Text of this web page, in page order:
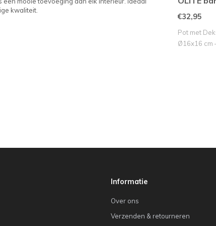
kwaliteit.
€32,95
Pot met
Ø16x16 cm
Informatie
Over ons
Verzenden & retourneren